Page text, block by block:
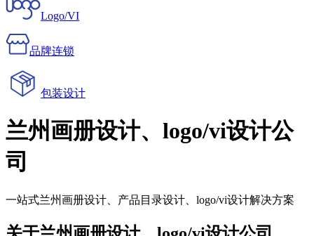
Logo/VI
品牌连锁
包装设计
兰州画册设计、logo/vi设计公
司
一站式兰州画册设计、产品目录设计、logo/vi设计解决方案